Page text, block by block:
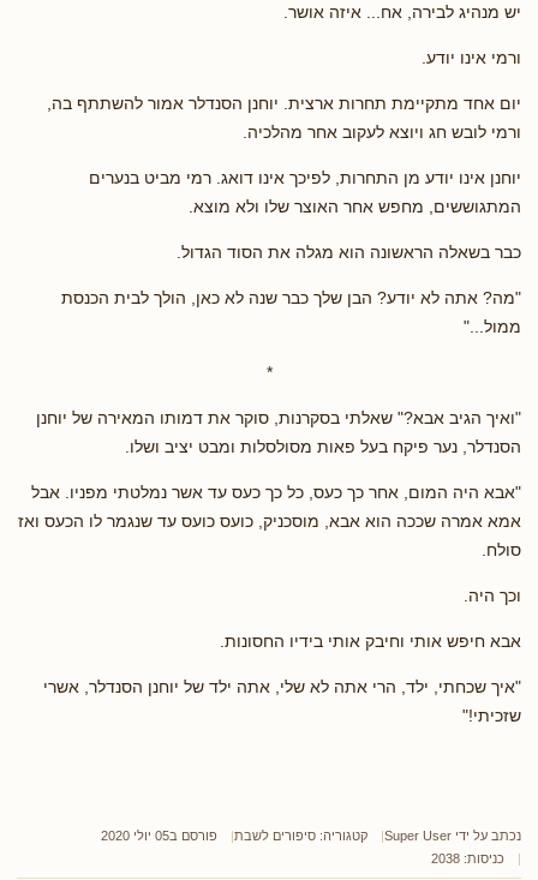
יש מנהיג לבירה, אח... איזה אושר.
ורמי אינו יודע.
יום אחד מתקיימת תחרות ארצית. יוחנן הסנדלר אמור להשתתף בה,
ורמי לובש חג ויוצא לעקוב אחר מהלכיה.
יוחנן אינו יודע מן התחרות, לפיכך אינו דואג. רמי מביט בנערים
המתגוששים, מחפש אחר האוצר שלו ולא מוצא.
כבר בשאלה הראשונה הוא מגלה את הסוד הגדול.
"מה? אתה לא יודע? הבן שלך כבר שנה לא כאן, הולך לבית הכנסת
ממול..."
*
"ואיך הגיב אבא?" שאלתי בסקרנות, סוקר את דמותו המאירה של יוחנן
הסנדלר, נער פיקח בעל פאות מסולסלות ומבט יציב ושלו.
"אבא היה המום, אחר כך כעס, כל כך כעס עד אשר נמלטתי מפניו. אבל
אמא אמרה שככה הוא אבא, מוסכניק, כועס כועס עד שנגמר לו הכעס ואז
סולח.
וכך היה.
אבא חיפש אותי וחיבק אותי בידיו החסונות.
"איך שכחתי, ילד, הרי אתה לא שלי, אתה ילד של יוחנן הסנדלר, אשרי
שזכיתי!"
נכתב על ידי Super User קטגוריה: סיפורים לשבת
פורסם ב05 יולי 2020
כניסות: 2038